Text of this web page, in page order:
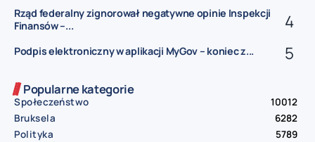
Rząd federalny zignorował negatywne opinie Inspekcji
Finansów –...
Podpis elektroniczny w aplikacji MyGov – koniec z...
Popularne kategorie
Społeczeństwo
10012
Bruksela
6282
Polityka
5789